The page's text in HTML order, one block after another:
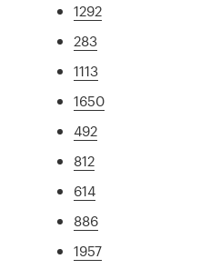
1292
283
1113
1650
492
812
614
886
1957